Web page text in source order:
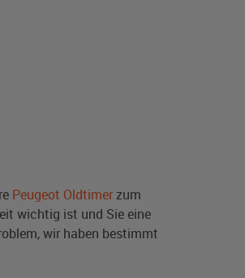
Peugeot Oldtimer zum
wichtig ist und Sie eine
wir haben bestimmt